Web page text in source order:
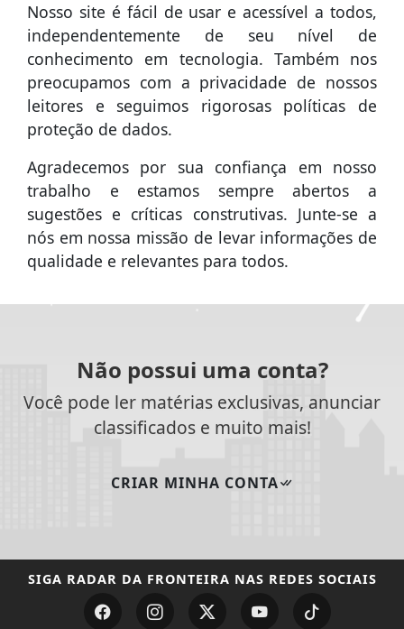
Nosso site é fácil de usar e acessível a todos,
independentemente de seu nível de
conhecimento em tecnologia. Também nos
preocupamos com a privacidade de nossos
leitores e seguimos rigorosas políticas de
proteção de dados.
Agradecemos por sua confiança em nosso
trabalho e estamos sempre abertos a
sugestões e críticas construtivas. Junte-se a
nós em nossa missão de levar informações de
qualidade e relevantes para todos.
Não possui uma conta?
Você pode ler matérias exclusivas, anunciar
classificados e muito mais!
CRIAR MINHA CONTA
SIGA RADAR DA FRONTEIRA NAS REDES SOCIAIS